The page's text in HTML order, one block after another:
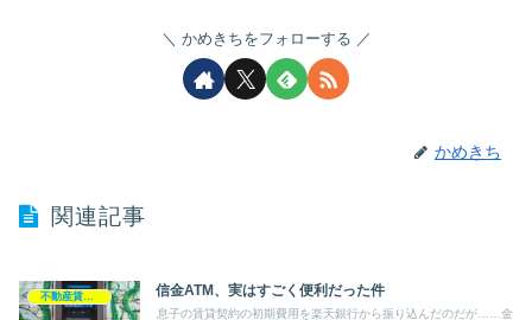
かめきちをフォローする
かめきち
関連記事
信金ATM、実はすごく便利だった件
息子の賃貸契約の初期費用を楽天銀行から振り込んだのだが……金